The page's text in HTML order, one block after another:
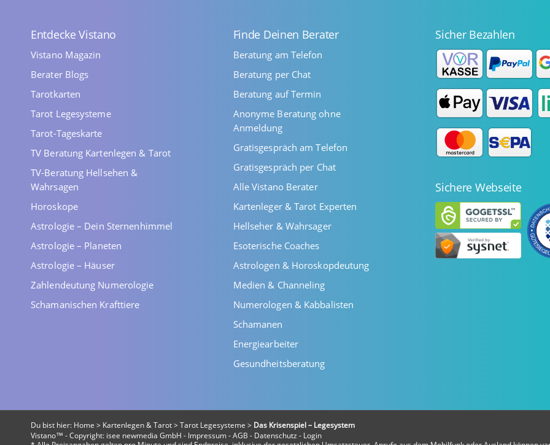
Entdecke Vistano
Vistano Magazin
Berater Blogs
Tarotkarten
Tarot Legesysteme
Tarot-Tageskarte
TV Beratung Kartenlegen & Tarot
TV-Beratung Hellsehen &
Wahrsagen
Horoskope
Astrologie – Dein Sternenhimmel
Astrologie – Planeten
Astrologie – Häuser
Zahlendeutung Numerologie
Schamanischen Krafttiere
Finde Deinen Berater
Beratung am Telefon
Beratung per Chat
Beratung auf Termin
Anonyme Beratung ohne
Anmeldung
Gratisgespräch am Telefon
Gratisgespräch per Chat
Alle Vistano Berater
Kartenleger & Tarot Experten
Hellseher & Wahrsager
Esoterische Coaches
Astrologen & Horoskopdeutung
Medien & Channeling
Numerologen & Kabbalisten
Schamanen
Energiearbeiter
Gesundheitsberatung
Sicher Bezahlen
Sichere Webseite
Du bist hier: Home > Kartenlegen & Tarot> Tarot Legesysteme > Das Krisenspiel – Legesystem
Vistano™ - Copyright: isee newmedia GmbH - Impressum-AGB - Datenschutz - Login